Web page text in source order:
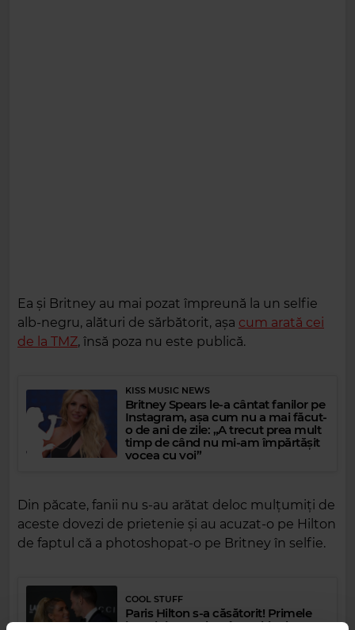
Ea și Britney au mai pozat împreună la un selfie
alb-negru, alături de sărbătorit, așa cum arată cei
de la TMZ, însă poza nu este publică.
KISS MUSIC NEWS
Britney Spears le-a cântat fanilor pe
Instagram, așa cum nu a mai făcut-
o de ani de zile: „A trecut prea mult
timp de când nu mi-am împărtășit
vocea cu voi”
Din păcate, fanii nu s-au arătat deloc mulțumiți de
aceste dovezi de prietenie și au acuzat-o pe Hilton
de faptul că a photoshopat-o pe Britney în selfie.
COOL STUFF
Paris Hilton s-a căsătorit! Primele
imagini cu vedeta în rochie de